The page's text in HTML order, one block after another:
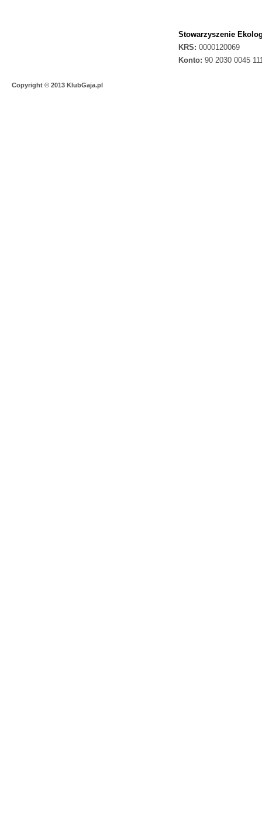
Stowarzyszenie
KRS: 0000120069
Konto: 90 2030 0045
Copyright © 2013 KlubGaja.pl